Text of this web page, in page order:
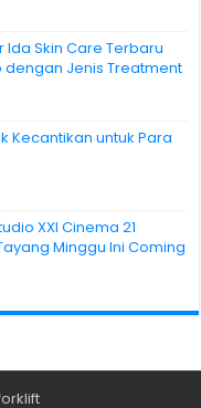
Ida Skin Care Terbaru
dengan Jenis Treatment
Kecantikan untuk Para
XXI Cinema 21
Minggu Ini Coming